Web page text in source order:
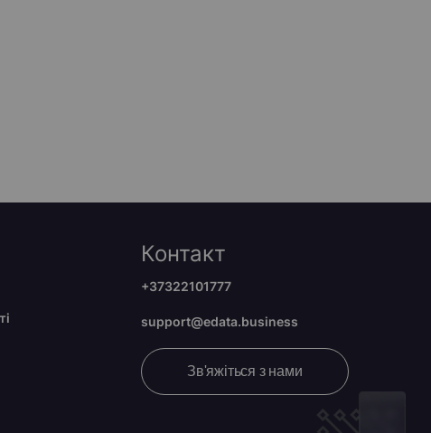
Контакт
+37322101777
support@edata.business
Зв'яжіться з нами